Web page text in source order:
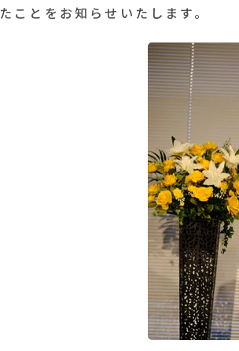
たことをお知らせいたします。